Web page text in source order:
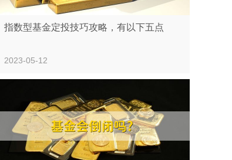
指数型基金定投技巧攻略，有以下五点
2023-05-12